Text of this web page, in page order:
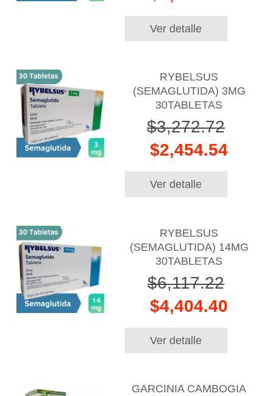
Ver detalle
RYBELSUS
(SEMAGLUTIDA) 3MG
30TABLETAS
$3,272.72
$2,454.54
Ver detalle
RYBELSUS
(SEMAGLUTIDA) 14MG
30TABLETAS
$6,117.22
$4,404.40
Ver detalle
GARCINIA CAMBOGIA